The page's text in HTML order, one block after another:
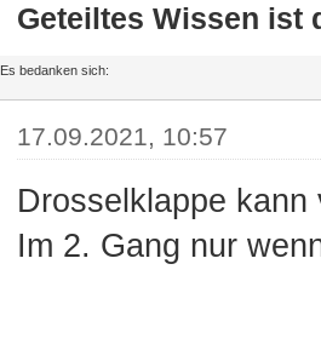
Geteiltes Wissen ist
Es bedanken sich:
17.09.2021, 10:57
Drosselklappe kann
Im 2. Gang nur